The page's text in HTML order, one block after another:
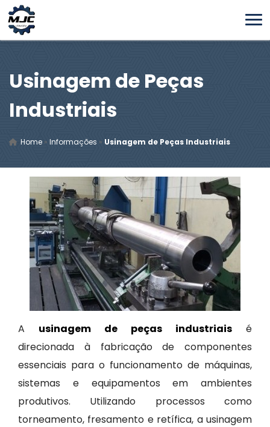
Usinagem de Peças
Industriais
Home » Informações » Usinagem de Peças Industriais
A usinagem de peças industriais é
direcionada à fabricação de componentes
essenciais para o funcionamento de máquinas,
sistemas e equipamentos em ambientes
produtivos. Utilizando processos como
torneamento, fresamento e retífica, a usinagem